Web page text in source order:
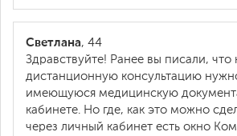
Светлана, 44
Здравствуйте! Ранее вы писали, что
дистанционную консультацию
имеющуюся медицинскую
кабинете. Но где, как это можно
через личный кабинет есть окно